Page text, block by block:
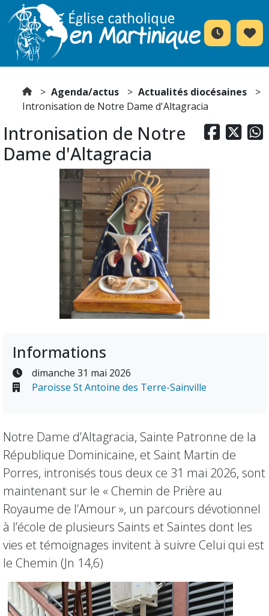
Agenda/actus
Actualités diocésaines
Intronisation de Notre Dame d'Altagracia
  
Intronisation de Notre
Dame d'Altagracia
Informations
dimanche 31 mai 2026
Paroisse St Antoine des Terre-Sainville
Notre Dame d’Altagracia, Sainte Patronne de la
République Dominicaine, et Saint Martin de
Porres, intronisés tous deux ce 31 mai 2026, sont
maintenant sur le « Chemin de Prière au
Royaume de l’Amour », un parcours dévotionnel
à l’école de plusieurs Saints et Saintes dont les
vies et témoignages invitent à suivre Celui qui est
le Chemin (Jn 14,6)
Précédent